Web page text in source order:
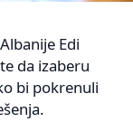
Edi
da izaberu
bi pokrenuli